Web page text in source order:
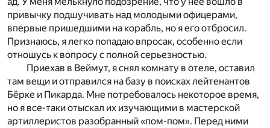
привычку подшучивать над молодыми офицерами,
впервые пришедшими на корабль, но я его отбросил.
Признаюсь, я легко попадаю впросак, особенно если
отношусь к вопросу с полной серьезностью.
Приехав в Веймут, я снял комнату в отеле, оставил
там вещи и отправился на базу в поисках лейтенантов
Бёрке и Пикарда. Мне потребовалось некоторое время,
но я все-таки отыскал их изучающими в мастерской
артиллеристов разобранный «пом-пом». Перед ними